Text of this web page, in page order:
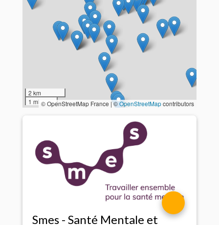
2 km
1 mi © OpenStreetMap France | ©OpenStreetMapcontributors
Smes - Santé Mentale et